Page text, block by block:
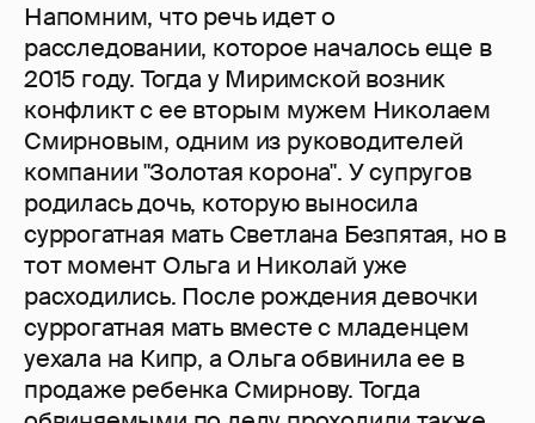
Напомним, что речь идет о
расследовании, которое началось еще в
2015 году. Тогда у Миримской возник
конфликт с ее вторым мужем Николаем
Смирновым, одним из руководителей​
компании "Золотая корона". У супругов
родилась дочь, которую выносила
суррогатная мать Светлана Безпятая, но в
тот момент Ольга и Николай уже
расходились. После рождения девочки
суррогатная мать вместе с младенцем
уехала на Кипр, а Ольга обвинила ее в
продаже ребенка Смирнову. Тогда